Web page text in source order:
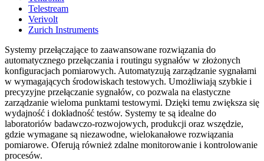
Telestream
Verivolt
Zurich Instruments
Systemy przełączające to zaawansowane rozwiązania do
automatycznego przełączania i routingu sygnałów w złożonych
konfiguracjach pomiarowych. Automatyzują zarządzanie sygnałami
w wymagających środowiskach testowych. Umożliwiają szybkie i
precyzyjne przełączanie sygnałów, co pozwala na elastyczne
zarządzanie wieloma punktami testowymi. Dzięki temu zwiększa się
wydajność i dokładność testów. Systemy te są idealne do
laboratoriów badawczo-rozwojowych, produkcji oraz wszędzie,
gdzie wymagane są niezawodne, wielokanałowe rozwiązania
pomiarowe. Oferują również zdalne monitorowanie i kontrolowanie
procesów.